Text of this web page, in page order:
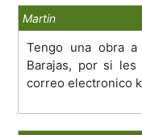
Martin
Tengo una obra
Barajas, por si
correo electronico